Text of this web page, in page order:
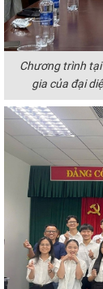
Chương trình
gia của đại